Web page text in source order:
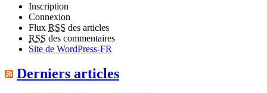
Inscription
Connexion
Flux RSS des articles
RSS des commentaires
Site de WordPress-FR
Derniers articles